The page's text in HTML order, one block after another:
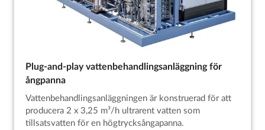
Plug-and-play vattenbehandlingsanläggning för
ångpanna
Vattenbehandlingsanläggningen är konstruerad för att
producera 2 x 3,25 m³/h ultrarent vatten som
tillsatsvatten för en högtrycksångapanna.